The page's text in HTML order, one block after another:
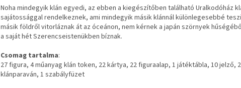
Noha mindegyik klán egyedi, az ebben a kiegészítőben található Uralkodóház
sajátossággal rendelkeznek, ami mindegyik másik klánnál különlegesebbé
másik földről vitorláznak át az óceánon, nem kérnek a japán szörnyek
a saját hét Szerencseistenükben bíznak.
Csomag tartalma:
27 figura, 4 műanyag klán token, 22 kártya, 22 figuraalap, 1 játéktábla, 10jelző, 2
klánparaván, 1 szabályfüzet